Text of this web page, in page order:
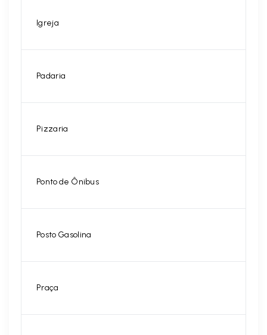
Igreja
Padaria
Pizzaria
Ponto de Ônibus
Posto Gasolina
Praça